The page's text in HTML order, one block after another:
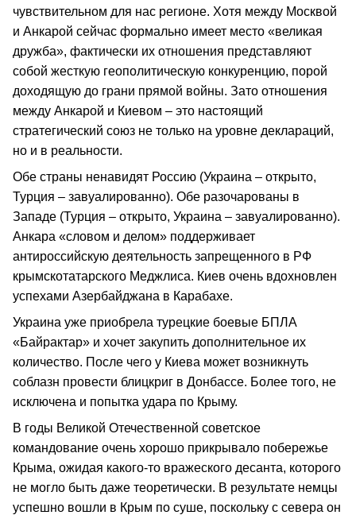
чувствительном для нас регионе. Хотя между Москвой
и Анкарой сейчас формально имеет место «великая
дружба», фактически их отношения представляют
собой жесткую геополитическую конкуренцию, порой
доходящую до грани прямой войны. Зато отношения
между Анкарой и Киевом – это настоящий
стратегический союз не только на уровне деклараций,
но и в реальности.
Обе страны ненавидят Россию (Украина – открыто,
Турция – завуалированно). Обе разочарованы в
Западе (Турция – открыто, Украина – завуалированно).
Анкара «словом и делом» поддерживает
антироссийскую деятельность запрещенного в РФ
крымскотатарского Меджлиса. Киев очень вдохновлен
успехами Азербайджана в Карабахе.
Украина уже приобрела турецкие боевые БПЛА
«Байрактар» и хочет закупить дополнительное их
количество. После чего у Киева может возникнуть
соблазн провести блицкриг в Донбассе. Более того, не
исключена и попытка удара по Крыму.
В годы Великой Отечественной советское
командование очень хорошо прикрывало побережье
Крыма, ожидая какого-то вражеского десанта, которого
не могло быть даже теоретически. В результате немцы
успешно вошли в Крым по суше, поскольку с севера он